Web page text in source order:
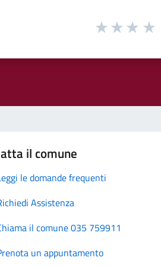
il comune
le domande frequenti
Assistenza
il comune 035 759911
un appuntamento